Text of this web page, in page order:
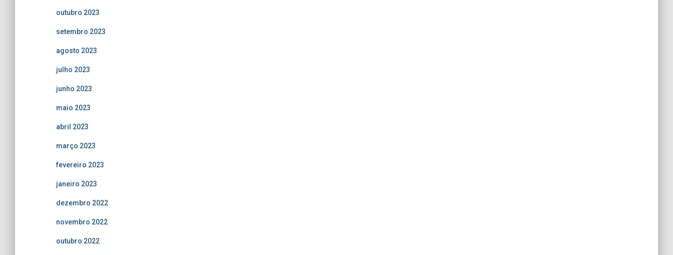
outubro 2023
setembro 2023
agosto 2023
julho 2023
junho 2023
maio 2023
abril 2023
março 2023
fevereiro 2023
janeiro 2023
dezembro 2022
novembro 2022
outubro 2022